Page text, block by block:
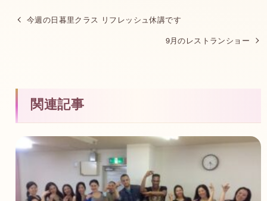
今週の日暮里クラス リフレッシュ休講です
9月のレストランショー
関連記事